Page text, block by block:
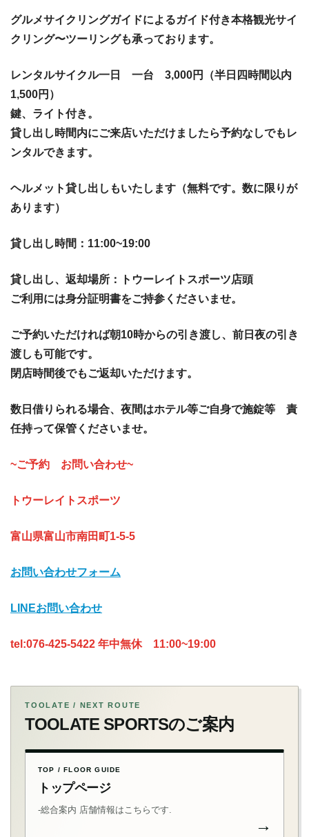
グルメサイクリングガイドによるガイド付き本格観光サイ
クリング〜ツーリングも承っております。
レンタルサイクル一日 一台 3,000円（半日四時間以内
1,500円）
鍵、ライト付き。
貸し出し時間内にご来店いただけましたら予約なしでもレ
ンタルできます。
ヘルメット貸し出しもいたします（無料です。数に限りが
あります）
貸し出し時間：11:00~19:00
貸し出し、返却場所：トウーレイトスポーツ店頭
ご利用には身分証明書をご持参くださいませ。
ご予約いただければ朝10時からの引き渡し、前日夜の引き
渡しも可能です。
閉店時間後でもご返却いただけます。
数日借りられる場合、夜間はホテル等ご自身で施錠等 責
任持って保管くださいませ。
~ご予約 お問い合わせ~
トウーレイトスポーツ
富山県富山市南田町1-5-5
お問い合わせフォーム
LINEお問い合わせ
tel:076-425-5422 年中無休 11:00~19:00
TOOLATE / NEXT ROUTE
TOOLATE SPORTSのご案内
TOP / FLOOR GUIDE
トップページ
-総合案内 店舗情報はこちらです.
→